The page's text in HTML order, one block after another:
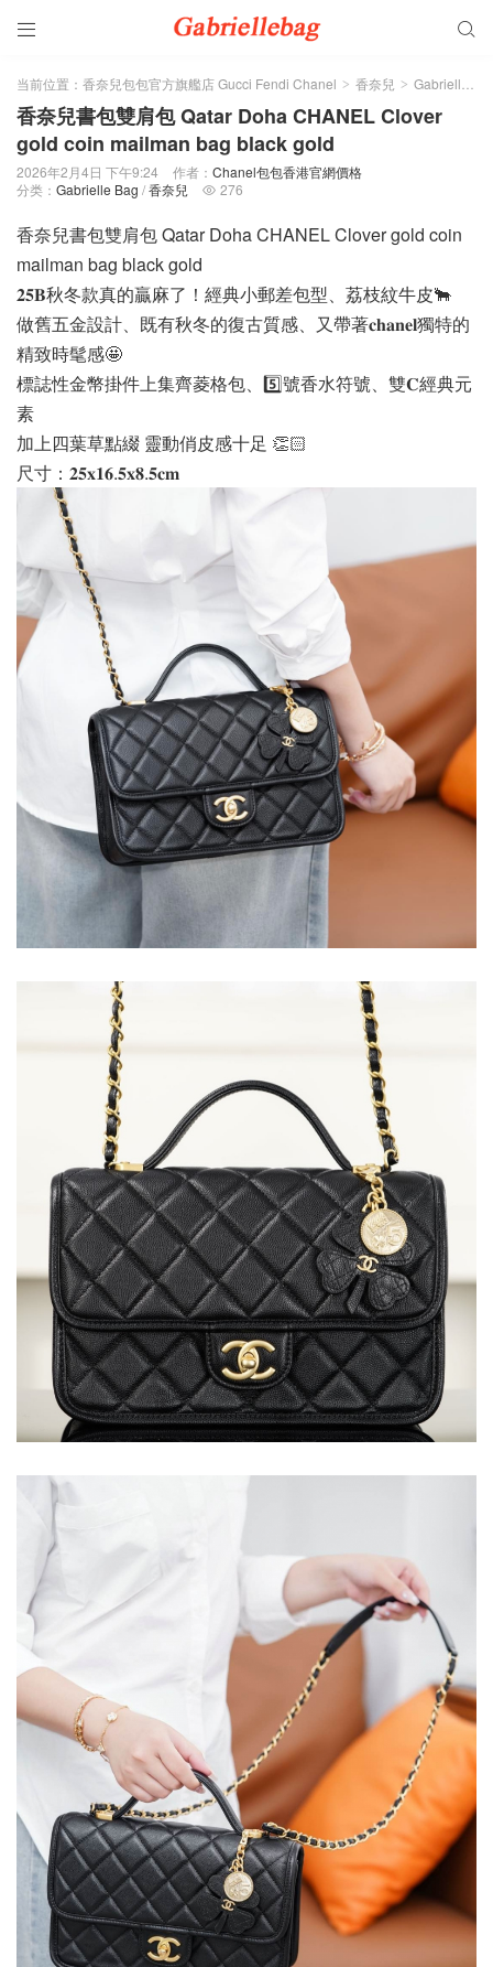
 
当前位置： 香奈兒包包官方旗艦店 Gucci Fendi Chanel > 香奈兒 > Gabrielle Bag
香奈兒書包雙肩包 Qatar Doha CHANEL Clover
gold coin mailman bag black gold
2026年2月4日 下午9:24 作者： Chanel包包香港官網價格
分类： Gabrielle Bag /香奈兒  276
香奈兒書包雙肩包 Qatar Doha CHANEL Clover gold coin
mailman bag black gold
𝟐𝟓𝐁秋冬款真的贏麻了！經典小郵差包型、荔枝紋牛皮🐂
做舊五金設計、既有秋冬的復古質感、又帶著𝐜𝐡𝐚𝐧𝐞𝐥獨特的
精致時髦感🤩
標誌性金幣掛件上集齊菱格包、5️⃣號香水符號、雙𝐂經典元
素
加上四葉草點綴 靈動俏皮感十足 👏🏻
尺寸：𝟐𝟓𝐱𝟏𝟔.𝟓𝐱𝟖.𝟓𝐜𝐦